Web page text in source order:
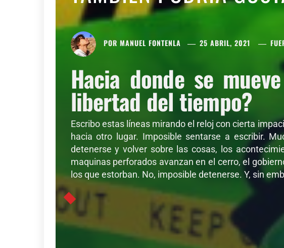
POR MANUEL FONTENLA 25 ABRIL, 2021
Hacia donde se
libertad del tiempo?
Escribo estas líneas mirando el reloj con cierta
hacia otro lugar. Imposible sentarse a escribir.
detenerse y volver sobre las cosas, los
maquinas perforados avanzan en el cerro, el
los que estorban. No, imposible detenerse. Y, sin